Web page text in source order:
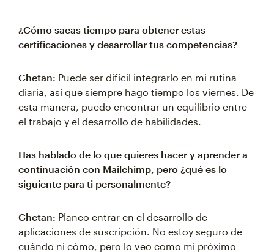
¿Cómo sacas tiempo para obtener estas
certificaciones y desarrollar tus competencias?
Chetan: Puede ser difícil integrarlo en mi rutina
diaria, así que siempre hago tiempo los viernes. De
esta manera, puedo encontrar un equilibrio entre
el trabajo y el desarrollo de habilidades.
Has hablado de lo que quieres hacer y aprender a
continuación con Mailchimp, pero ¿qué es lo
siguiente para ti personalmente?
Chetan: Planeo entrar en el desarrollo de
aplicaciones de suscripción. No estoy seguro de
cuándo ni cómo, pero lo veo como mi próximo